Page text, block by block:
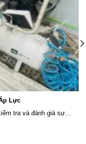
Lực
tra và đánh giá sự...